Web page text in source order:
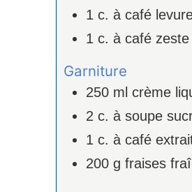
1 c. à café
1 c. à café
Garniture
250 ml crème
2 c. à soupe
1 c. à café
200 g fraises